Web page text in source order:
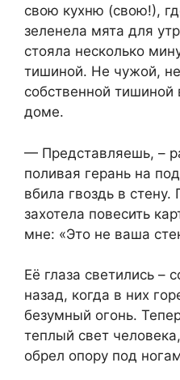
свою кухню (свою!),
зеленела мята для
стояла несколько
тишиной. Не чужой,
собственной
доме.
— Представляешь, –
поливая герань на
вбила гвоздь в стену.
захотела повесить
мне: «Это не ваша
Её глаза светились –
назад, когда в них
безумный огонь.
теплый свет
обрел опору под